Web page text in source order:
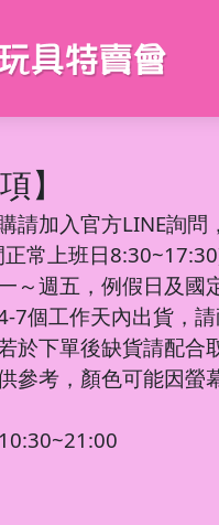
】
請加入官方LINE詢問
常上班日
～週五，例假日及國
7個工作天內出貨，請
於下單後缺貨請配合
參考，顏色可能因螢